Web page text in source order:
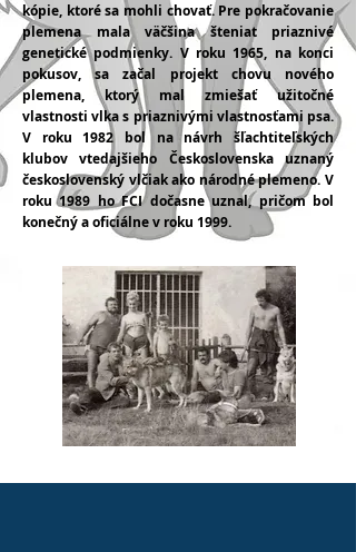
kópie, ktoré sa mohli chovať. Pre pokračovanie
plemena mala väčšina šteniat priaznivé
genetické podmienky. V roku 1965, na konci
pokusov, sa začal projekt chovu nového
plemena, ktorý mal zmiešať užitočné
vlastnosti vlka s priaznivými vlastnosťami psa.
V roku 1982 bol na návrh šľachtiteľských
klubov vtedajšieho Československa uznaný
československý vlčiak ako národné plemeno. V
roku 1989 ho FCI dočasne uznal, pričom bol
konečný a oficiálne v roku 1999.